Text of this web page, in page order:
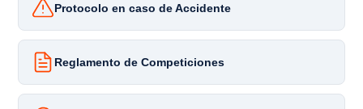
Protocolo en caso de Accidente
Reglamento de Competiciones